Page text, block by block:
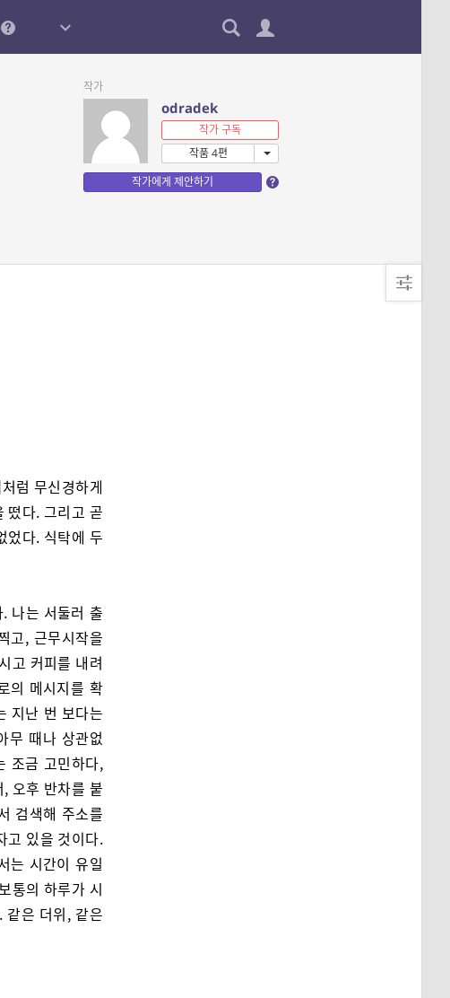
작가
odradek
작가 구독
작품 4편
작가에게 제안하기
럼 무신경하게
떴다. 그리고 곧
었다. 식탁에 두
나는 서둘러 출
고, 근무시작을
고 커피를 내려
의 메시지를 확
지난 번 보다는
무 때나 상관없
조금 고민하다,
오후 반차를 붙
검색해 주소를
고 있을 것이다.
는 시간이 유일
통의 하루가 시
같은 더위, 같은